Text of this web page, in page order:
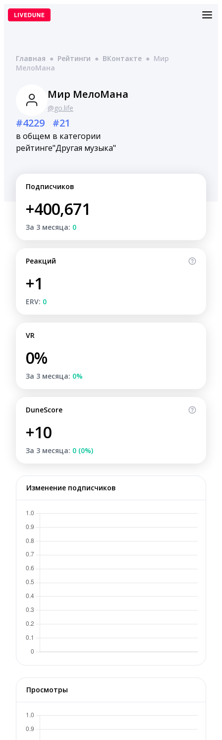
Перейти
Главная ● Рейтинги ● ВКонтакте ● Мир
МелоМана
Мир МелоМана
@go.life
#4229
в общем
рейтинге
#21
в категории
"Другая музыка"
Подписчиков
+400,671
За 3 месяца: 0
Реакций
+1
ERV: 0
VR
0%
За 3 месяца: 0%
DuneScore
+10
За 3 месяца: 0 (0%)
Изменение подписчиков
Просмотры